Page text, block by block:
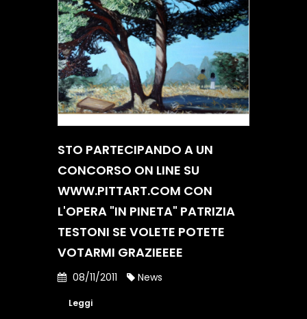
STO PARTECIPANDO A UN
CONCORSO ON LINE SU
WWW.PITTART.COM CON
L'OPERA "IN PINETA" PATRIZIA
TESTONI SE VOLETE POTETE
VOTARMI GRAZIEEEE
08/11/2011 News
Leggi